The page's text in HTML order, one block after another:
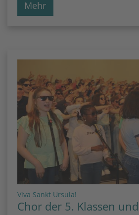
Mehr
Viva Sankt Ursula!
Chor der 5. Klassen